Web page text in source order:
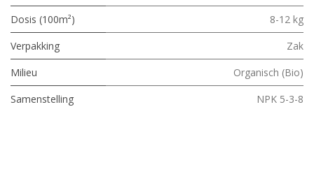
Dosis (100m²)
8-12 kg
Verpakking
Zak
Milieu
Organisch (Bio)
Samenstelling
NPK 5-3-8